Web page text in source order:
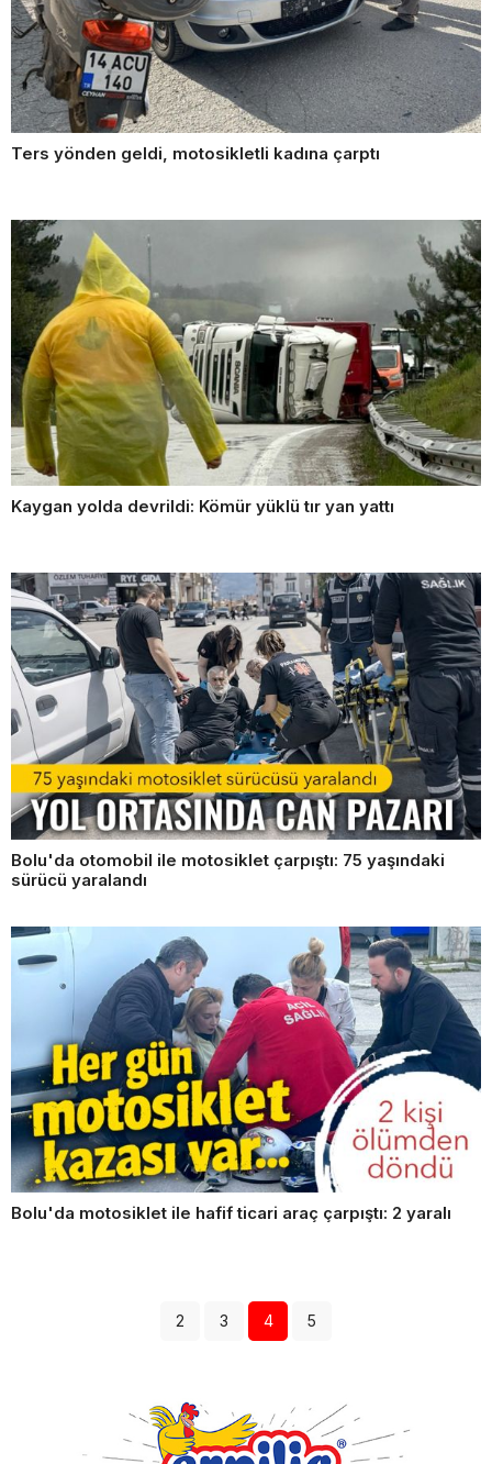
Ters yönden geldi, motosikletli kadına çarptı
Kaygan yolda devrildi: Kömür yüklü tır yan yattı
Bolu'da otomobil ile motosiklet çarpıştı: 75 yaşındaki
sürücü yaralandı
Bolu'da motosiklet ile hafif ticari araç çarpıştı: 2 yaralı
2 3 4 5